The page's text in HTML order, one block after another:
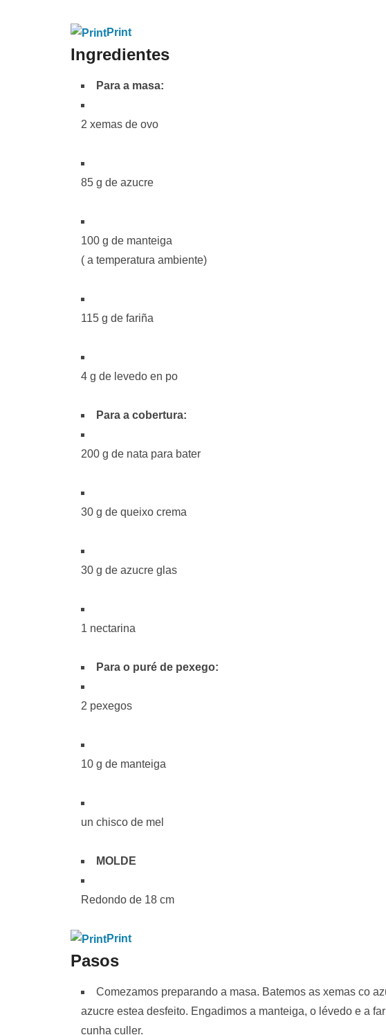
Print
Ingredientes
Para a masa:
2 xemas de ovo
85 g de azucre
100 g de manteiga
( a temperatura ambiente)
115 g de fariña
4 g de levedo en po
Para a cobertura:
200 g de nata para bater
30 g de queixo crema
30 g de azucre glas
1 nectarina
Para o puré de pexego:
2 pexegos
10 g de manteiga
un chisco de mel
MOLDE
Redondo de 18 cm
Print
Pasos
Comezamos preparando a masa. Batemos as xemas co
azucre estea desfeito. Engadimos a manteiga, o lévedo e a
cunha culler.